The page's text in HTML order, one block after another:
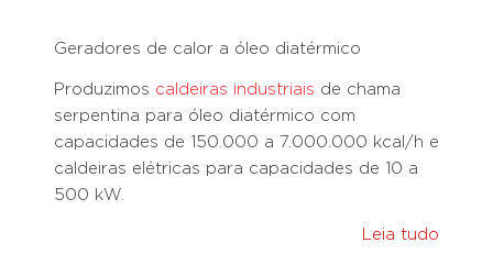
Geradores de calor a óleo diatérmico
Produzimos caldeiras industriais de chama
serpentina para óleo diatérmico com
capacidades de 150.000 a 7.000.000 kcal/h e
caldeiras elétricas para capacidades de 10 a
500 kW.
Leia tudo